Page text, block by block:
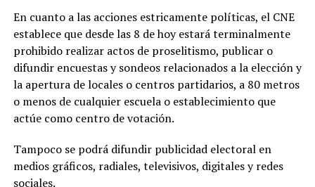
En cuanto a las acciones estricamente políticas, el CNE
establece que desde las 8 de hoy estará terminalmente
prohibido realizar actos de proselitismo, publicar o
difundir encuestas y sondeos relacionados a la elección y
la apertura de locales o centros partidarios, a 80 metros
o menos de cualquier escuela o establecimiento que
actúe como centro de votación.
Tampoco se podrá difundir publicidad electoral en
medios gráficos, radiales, televisivos, digitales y redes
sociales.